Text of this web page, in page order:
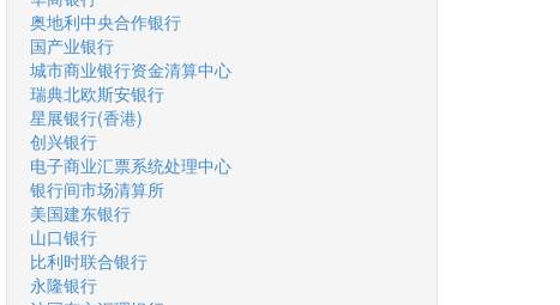
奥地利中央合作银行
国产业银行
城市商业银行资金清算中心
瑞典北欧斯安银行
星展银行(香港)
创兴银行
电子商业汇票系统处理中心
银行间市场清算所
美国建东银行
山口银行
比利时联合银行
永隆银行